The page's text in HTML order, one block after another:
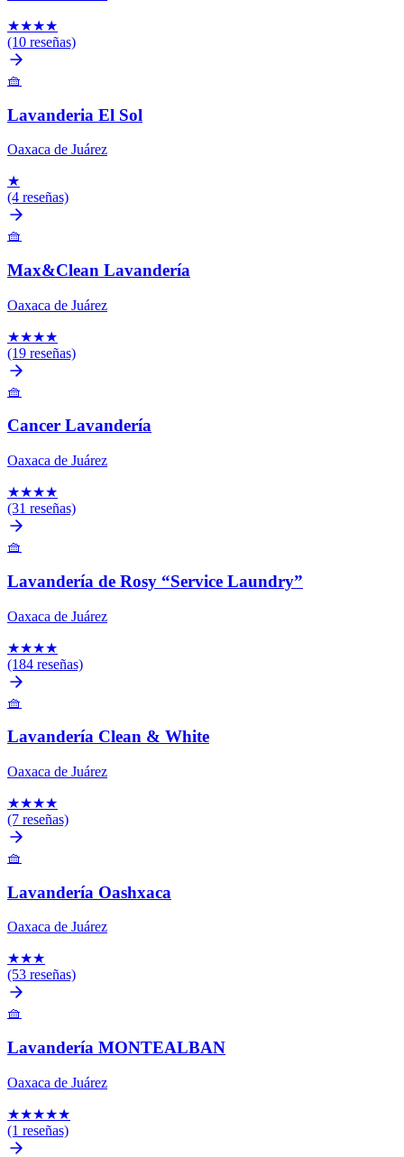
★★★★
(10 reseñas)
🧺
Lavanderia El Sol
Oaxaca de Juárez
★
(4 reseñas)
🧺
Max&Clean Lavandería
Oaxaca de Juárez
★★★★
(19 reseñas)
🧺
Cancer Lavandería
Oaxaca de Juárez
★★★★
(31 reseñas)
🧺
Lavandería de Rosy “Service Laundry”
Oaxaca de Juárez
★★★★
(184 reseñas)
🧺
Lavandería Clean & White
Oaxaca de Juárez
★★★★
(7 reseñas)
🧺
Lavandería Oashxaca
Oaxaca de Juárez
★★★
(53 reseñas)
🧺
Lavandería MONTEALBAN
Oaxaca de Juárez
★★★★★
(1 reseñas)